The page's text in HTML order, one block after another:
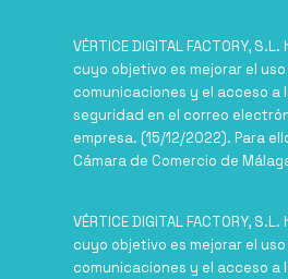
VÉRTICE DIGITAL FACTORY,
cuyo objetivo es mejorar el
comunicaciones y el acceso a
seguridad en el correo
empresa. (15/12/2022). Para
Cámara de Comercio de
VÉRTICE DIGITAL FACTORY,
cuyo objetivo es mejorar el
comunicaciones y el acceso a